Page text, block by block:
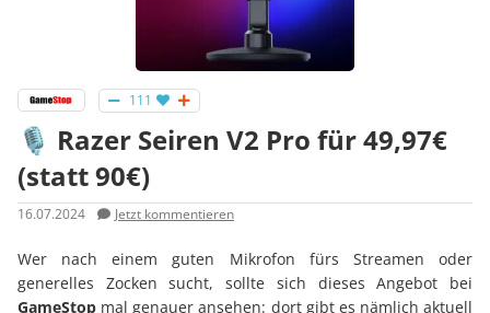
111
🎙️ Razer Seiren V2 Pro für 49,97€
(statt 90€)
16.07.2024 Jetzt kommentieren
Wer nach einem guten Mikrofon fürs Streamen oder
generelles Zocken sucht, sollte sich dieses Angebot bei
GameStop mal genauer ansehen: dort gibt es nämlich aktuell